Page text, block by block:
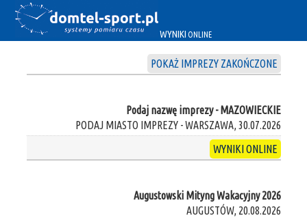
WYNIKI ONLINE
POKAŻ IMPREZY ZAKOŃCZONE
Podaj nazwę imprezy - MAZOWIECKIE
PODAJ MIASTO IMPREZY - WARSZAWA, 30.07.2026
WYNIKI ONLINE
Augustowski Mityng Wakacyjny 2026
AUGUSTÓW, 20.08.2026